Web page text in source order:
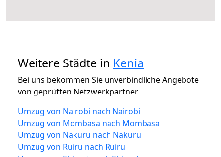
Weitere Städte in Kenia
Bei uns bekommen Sie unverbindliche Angebote
von geprüften Netzwerkpartner.
Umzug von Nairobi nach Nairobi
Umzug von Mombasa nach Mombasa
Umzug von Nakuru nach Nakuru
Umzug von Ruiru nach Ruiru